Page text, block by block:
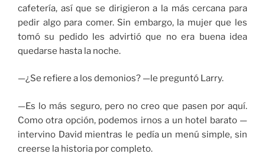
cafetería, así que se dirigieron a la más cercana para
pedir algo para comer. Sin embargo, la mujer que les
tomó su pedido les advirtió que no era buena idea
quedarse hasta la noche.
—¿Se refiere a los demonios? —le preguntó Larry.
—Es lo más seguro, pero no creo que pasen por aquí.
Como otra opción, podemos irnos a un hotel barato —
intervino David mientras le pedía un menú simple, sin
creerse la historia por completo.